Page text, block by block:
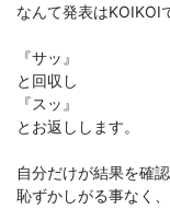
なんて発表はKOIKOI
『サッ』
と回収し
『スッ』
とお返しします。
自分だけが結果を確
恥ずかしがる事なく